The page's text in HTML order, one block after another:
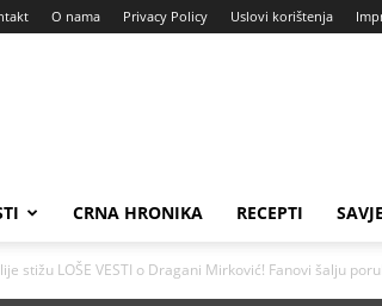
O nama Privacy Policy Uslovi korištenja
CRNA HRONIKA RECEPTI
stižu LOŠE VESTI o Dragani Mirković! Fanovi šalju